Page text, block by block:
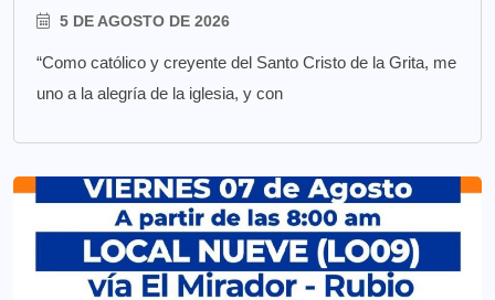
5 DE AGOSTO DE 2026
“Como católico y creyente del Santo Cristo de la Grita, me
uno a la alegría de la iglesia, y con